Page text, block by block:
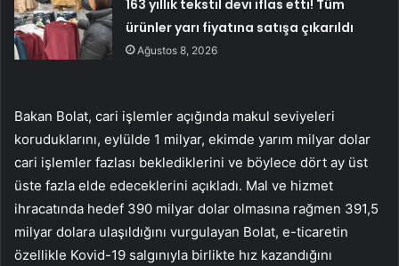
163 yıllık tekstil devi iflas etti! Tüm
ürünler yarı fiyatına satışa çıkarıldı
Ağustos 8, 2026
Bakan Bolat, cari işlemler açığında makul seviyeleri
koruduklarını, eylülde 1 milyar, ekimde yarım milyar dolar
cari işlemler fazlası beklediklerini ve böylece dört ay üst
üste fazla elde edeceklerini açıkladı. Mal ve hizmet
ihracatında hedef 390 milyar dolar olmasına rağmen 391,5
milyar dolara ulaşıldığını vurgulayan Bolat, e-ticaretin
özellikle Kovid-19 salgınıyla birlikte hız kazandığını